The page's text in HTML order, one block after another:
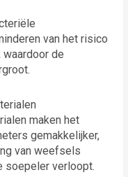
van het risico
de
maken het
gemakkelijker,
van weefsels
soepeler verloopt.